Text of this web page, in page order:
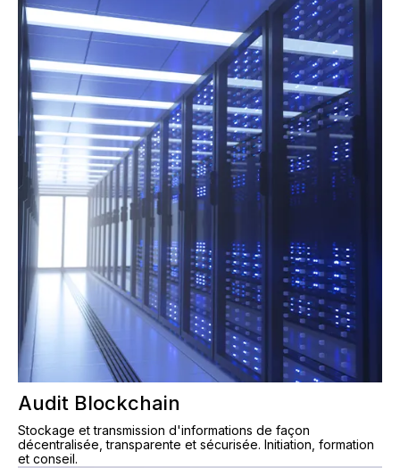
Audit Blockchain
Stockage et transmission d'informations de façon
décentralisée, transparente et sécurisée. Initiation, formation
et conseil.